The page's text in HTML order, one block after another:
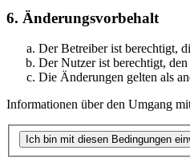
6. Änderungsvorbehalt
Der Betreiber ist berechtigt,
Der Nutzer ist berechtigt,
Die Änderungen gelten als
Informationen über den Umgang